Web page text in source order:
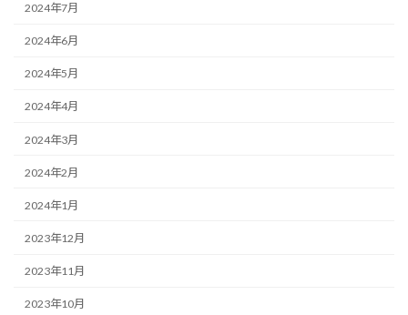
2024年7月
2024年6月
2024年5月
2024年4月
2024年3月
2024年2月
2024年1月
2023年12月
2023年11月
2023年10月